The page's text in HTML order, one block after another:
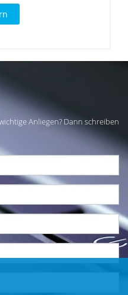
Anliegen? Dann schreiben